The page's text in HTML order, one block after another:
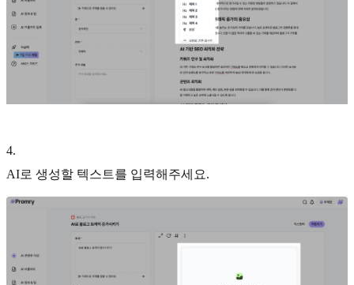
4.
AI로 생성할 텍스트를 입력해주세요.